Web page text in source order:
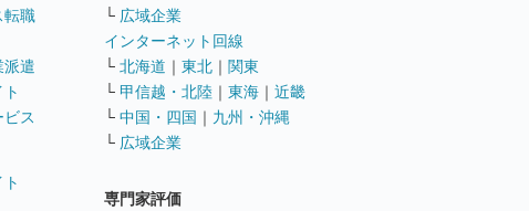
転職
派遣
ス
└ 広域企業
インターネット回線
└ 北海道 ｜ 東北 ｜ 関東
└ 甲信越・北陸 ｜ 東海 ｜ 近畿
└ 中国・四国 ｜ 九州・沖縄
└ 広域企業
専門家評価